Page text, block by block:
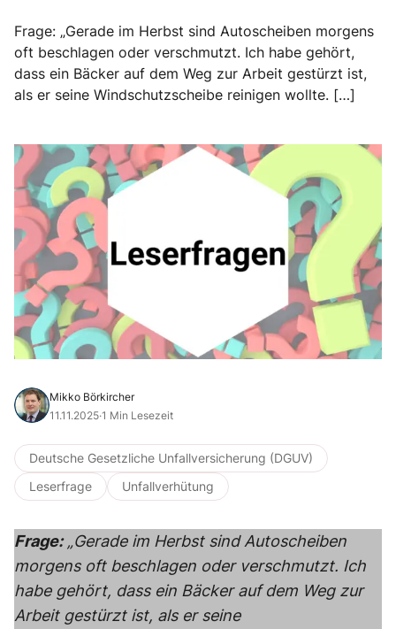
Frage: „Gerade im Herbst sind Autoscheiben morgens
oft beschlagen oder verschmutzt. Ich habe gehört,
dass ein Bäcker auf dem Weg zur Arbeit gestürzt ist,
als er seine Windschutzscheibe reinigen wollte. […]
Mikko Börkircher
11.11.2025·1 Min Lesezeit
Deutsche Gesetzliche Unfallversicherung (DGUV)
Leserfrage
Unfallverhütung
Frage:„Gerade im Herbst sind Autoscheiben
morgens oft beschlagen oder verschmutzt. Ich
habe gehört, dass ein Bäcker auf dem Weg zur
Arbeit gestürzt ist, als er seine